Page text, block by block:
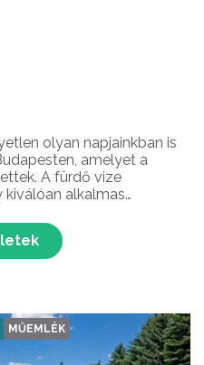
olyan napjainkban is
amelyet a
A fürdő vize
alkalmas
MŰEMLÉK